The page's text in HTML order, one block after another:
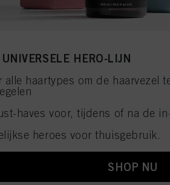
HERO-LIJN
alle haartypes om de haarvezel
haves voor, tijdens of na de
heroes voor thuisgebruik.
SHOP NU